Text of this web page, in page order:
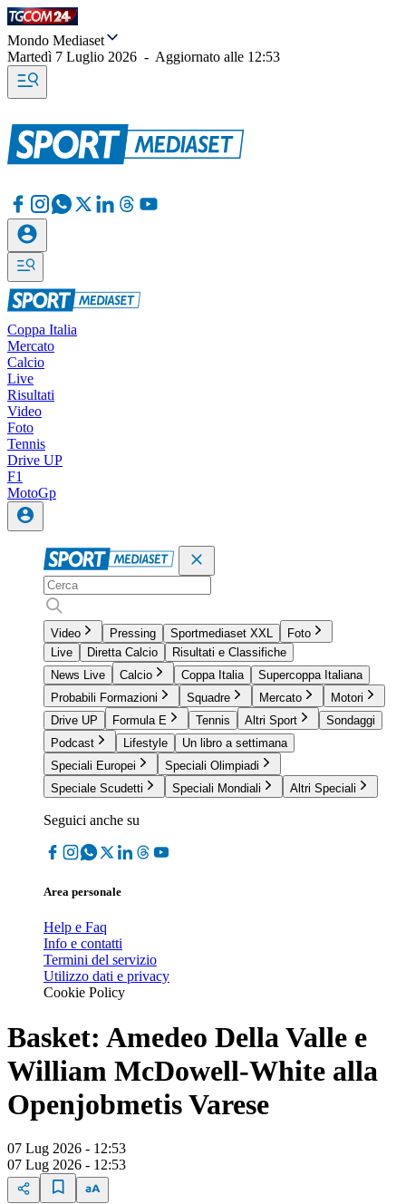
Mondo Mediaset
Martedì 7 Luglio 2026 - Aggiornato alle 12:53
Coppa Italia
Mercato
Calcio
Live
Risultati
Video
Foto
Tennis
Drive UP
F1
MotoGp
Video Pressing Sportmediaset XXL
Foto
Live
Diretta Calcio
Risultati e Classifiche
News Live
Calcio Coppa Italia
Supercoppa Italiana
Probabili Formazioni
Squadre Mercato
Motori
Drive UP
Formula E Tennis Altri Sport
Sondaggi
Podcast
Lifestyle
Un libro a settimana
Speciali Europei
Speciali Olimpiadi
Speciale Scudetti
Speciali Mondiali Altri Speciali
Seguici anche su
Area personale
Help e Faq
Info e contatti
Termini del servizio
Utilizzo dati e privacy
Cookie Policy
Basket: Amedeo Della Valle e
William McDowell-White alla
Openjobmetis Varese
07 Lug 2026 - 12:53
07 Lug 2026 - 12:53